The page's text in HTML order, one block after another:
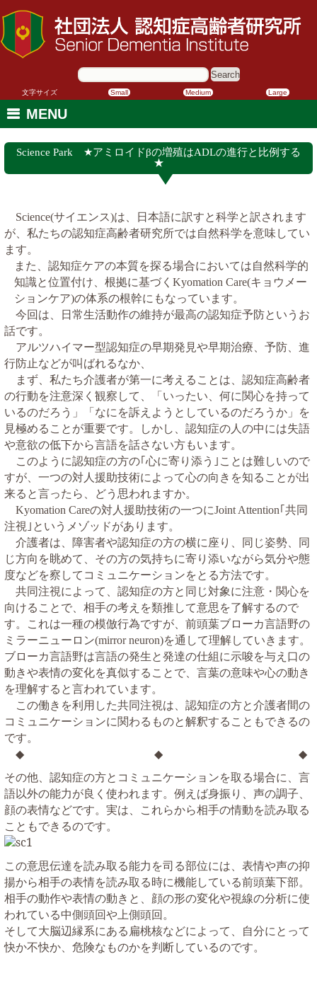
サ
イ
ト
文字サイズ Small Medium Large
MENU
Science Park ★アミロイドβの増殖はADLの進行と比例する
★
Science(サイエンス)は、日本語に訳すと科学と訳されます
が、私たちの認知症高齢者研究所では自然科学を意味してい
ます。
また、認知症ケアの本質を探る場合においては自然科学的
知識と位置付け、根拠に基づく Kyomation Care(キョウメー
ションケア)の体系の根幹にもなっています。
今回は、日常生活動作の維持が最高の認知症予防というお
話です。
アルツハイマー型認知症の早期発見や早期治療、予防、進
行防止などが叫ばれるなか、
まず、私たち介護者が第一に考えることは、認知症高齢者
の行動を注意深く観察して、「いったい、何に関心を持って
いるのだろう」「なにを訴えようとしているのだろうか」を
見極めることが重要です。しかし、認知症の人の中には失語
や意欲の低下から言語を話さない方もいます。
このように認知症の方の｢心に寄り添う｣ことは難しいので
すが、一つの対人援助技術によって心の向きを知ることが出
来ると言ったら、どう思われますか。
Kyomation Careの対人援助技術の一つにJoint Attention｢共同
注視｣というメゾッドがあります。
介護者は、障害者や認知症の方の横に座り、同じ姿勢、同
じ方向を眺めて、その方の気持ちに寄り添いながら気分や態
度などを察してコミュニケーションをとる方法です。
共同注視によって、認知症の方と同じ対象に注意・関心を
向けることで、相手の考えを類推して意思を了解するので
す。これは一種の模倣行為ですが、前頭葉ブローカ言語野の
ミラーニューロン(mirror neuron)を通して理解していきます。
ブローカ言語野は言語の発生と発達の仕組に示唆を与え口の
動きや表情の変化を真似することで、言葉の意味や心の動き
を理解すると言われています。
この働きを利用した共同注視は、認知症の方と介護者間の
コミュニケーションに関わるものと解釈することもできるの
です。
◆
◆ ◆
その他、認知症の方とコミュニケーションを取る場合に、言
語以外の能力が良く使われます。例えば身振り、声の調子、
顔の表情などです。実は、これらから相手の情動を読み取る
こともできるのです。
この意思伝達を読み取る能力を司る部位には、表情や声の抑
揚から相手の表情を読み取る時に機能している前頭葉下部。
相手の動作や表情の動きと、顔の形の変化や視線の分析に使
われている中側頭回や上側頭回。
そして大脳辺縁系にある扁桃核などによって、自分にとって
快か不快か、危険なものかを判断しているのです。